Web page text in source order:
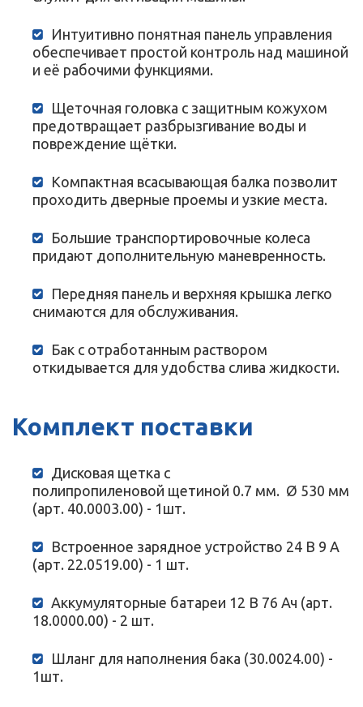
Интуитивно понятная панель управления
обеспечивает простой контроль над машиной
и её рабочими функциями.
Щеточная головка с защитным кожухом
предотвращает разбрызгивание воды и
повреждение щётки.
Компактная всасывающая балка позволит
проходить дверные проемы и узкие места.
Большие транспортировочные колеса
придают дополнительную маневренность.
Передняя панель и верхняя крышка легко
снимаются для обслуживания.
Бак с отработанным раствором
откидывается для удобства слива жидкости.
Комплект поставки
Дисковая щетка с
полипропиленовой щетиной 0.7 мм. Ø 530 мм
(арт. 40.0003.00) - 1шт.
Встроенное зарядное устройство 24 В 9 А
(арт. 22.0519.00) - 1 шт.
Аккумуляторные батареи 12 В 76 Ач (арт.
18.0000.00) - 2 шт.
Шланг для наполнения бака (30.0024.00) -
1шт.